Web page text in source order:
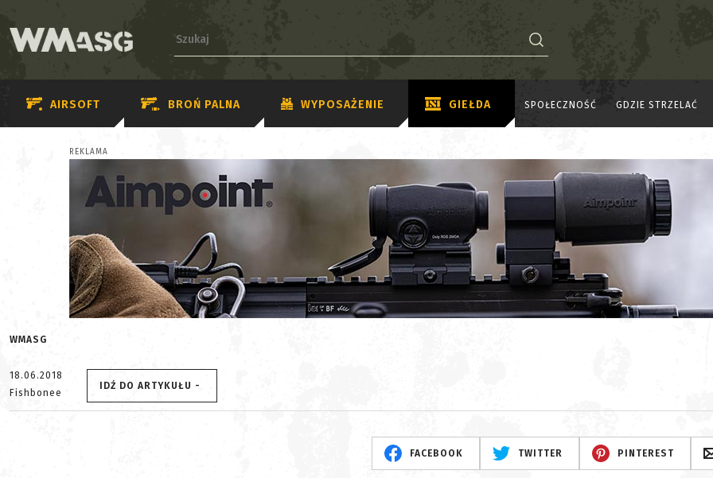
AIRSOFT BROŃ PALNA WYPOSAŻENIE GIEŁDA SPOŁECZNOŚĆ GDZIE STRZELAĆ
REKLAMA
WMASG
18.06.2018
Fishbonee
IDŹ DO ARTYKUŁU -
FACEBOOK TWITTER PINTEREST